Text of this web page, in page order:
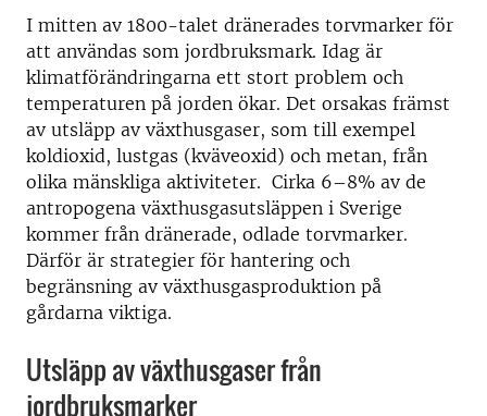
I mitten av 1800-talet dränerades torvmarker för
att användas som jordbruksmark. Idag är
klimatförändringarna ett stort problem och
temperaturen på jorden ökar. Det orsakas främst
av utsläpp av växthusgaser, som till exempel
koldioxid, lustgas (kväveoxid) och metan, från
olika mänskliga aktiviteter. Cirka 6–8% av de
antropogena växthusgasutsläppen i Sverige
kommer från dränerade, odlade torvmarker.
Därför är strategier för hantering och
begränsning av växthusgasproduktion på
gårdarna viktiga.
Utsläpp av växthusgaser från
jordbruksmarker